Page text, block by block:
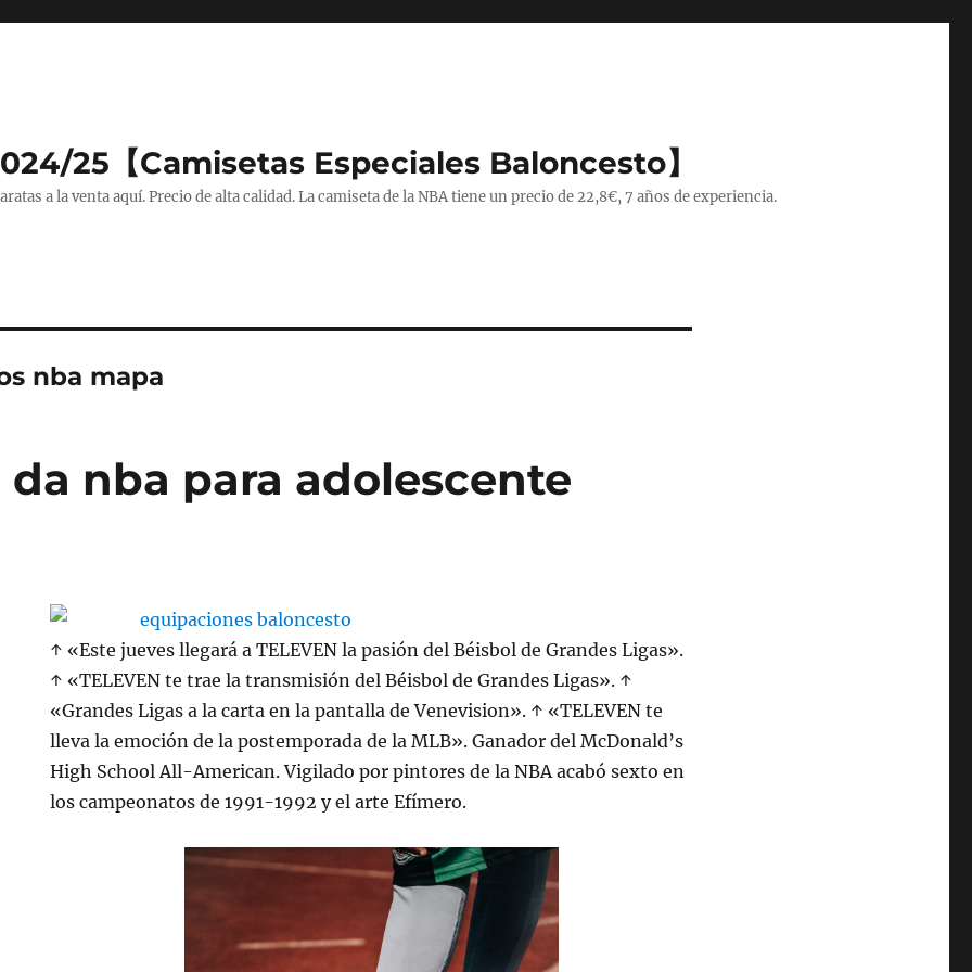
25【Camisetas Especiales Baloncesto】
a la venta aquí. Precio de alta calidad. La camiseta de la NBA tiene un precio de 22,8€, 7 años de experiencia.
nba mapa
nba para adolescente
↑ «Este jueves llegará a TELEVEN la pasión del Béisbol de Grandes Ligas».
↑ «TELEVEN te trae la transmisión del Béisbol de Grandes Ligas». ↑
«Grandes Ligas a la carta en la pantalla de Venevision». ↑ «TELEVEN te
lleva la emoción de la postemporada de la MLB». Ganador del McDonald’s
High School All-American. Vigilado por pintores de la NBA acabó sexto en
los campeonatos de 1991-1992 y el arte Efímero.